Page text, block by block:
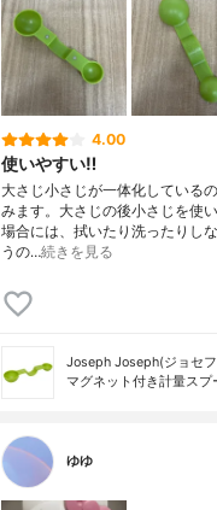
4.00
使いやすい‼︎
大さじ小さじが一体化している
みます。大さじの後小さじを使
場合には、拭いたり洗ったりし
うの…続きを見る
Joseph Joseph(ジョセ
マグネット付き計量スプ
ゆゆ